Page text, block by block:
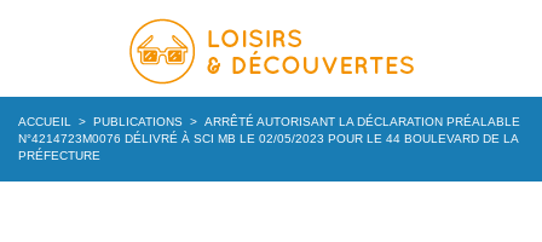
ACCUEIL > PUBLICATIONS > ARRÊTÉ AUTORISANT LA DÉCLARATION PRÉALABLE
N°4214723M0076 DÉLIVRÉ À SCI MB LE 02/05/2023 POUR LE 44 BOULEVARD DE LA
PRÉFECTURE